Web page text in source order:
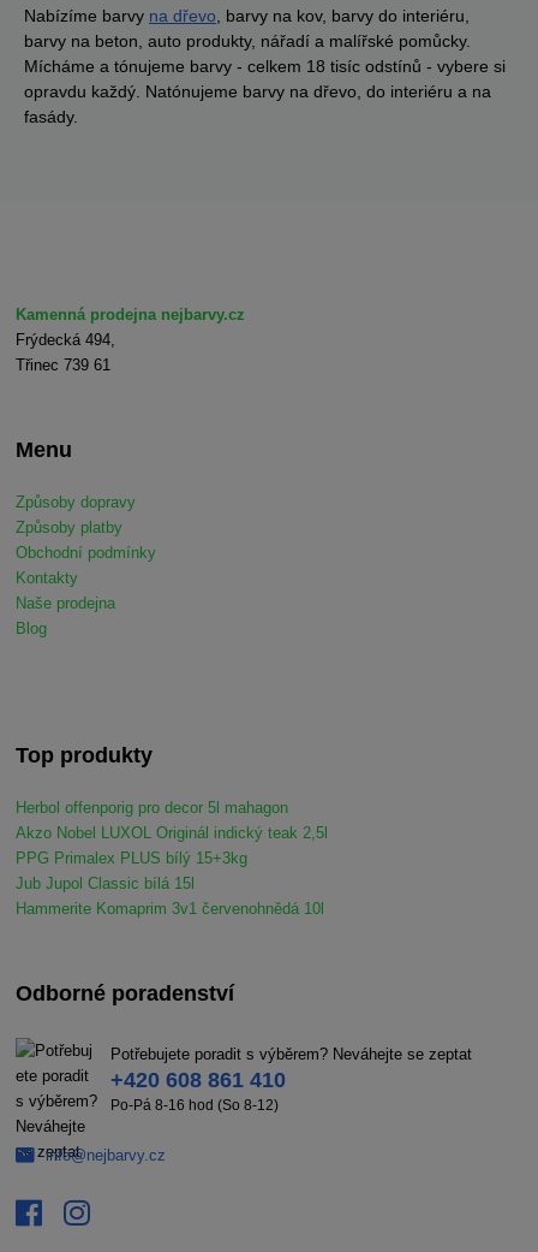
Nabízíme barvy na dřevo , barvy na kov, barvy do interiéru,
barvy na beton, auto produkty, nářadí a malířské pomůcky.
Mícháme a tónujeme barvy - celkem 18 tisíc odstínů - vybere si
opravdu každý. Natónujeme barvy na dřevo, do interiéru a na
fasády.
Kamenná prodejna nejbarvy.cz
Frýdecká 494,
Třinec 739 61
Menu
Způsoby dopravy
Způsoby platby
Obchodní podmínky
Kontakty
Naše prodejna
Blog
Top produkty
Herbol offenporig pro decor 5l mahagon
Akzo Nobel LUXOL Originál indický teak 2,5l
PPG Primalex PLUS bílý 15+3kg
Jub Jupol Classic bílá 15l
Hammerite Komaprim 3v1 červenohnědá 10l
Odborné poradenství
Potřebujete poradit s výběrem? Neváhejte se zeptat
+420 608 861 410
Po-Pá 8-16 hod (So 8-12)
info@nejbarvy.cz